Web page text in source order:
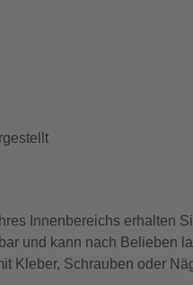
Innenbereichs erhalten
und kann nach Belieben
Kleber, Schrauben oder